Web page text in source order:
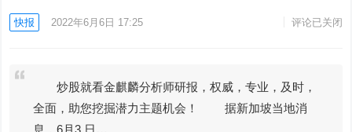
快报 2022年6月6日 17:25 评论已关闭
炒股就看金麒麟分析师研报，权威，专业，及时，
全面，助您挖掘潜力主题机会！ 据新加坡当地消
息，6月3 日…